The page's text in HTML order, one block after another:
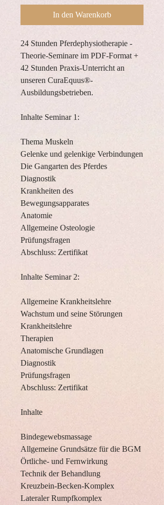
In den Warenkorb
24 Stunden Pferdephysiotherapie -
Theorie-Seminare im PDF-Format +
42 Stunden Praxis-Unterricht an
unseren CuraEquus®-
Ausbildungsbetrieben.
Inhalte Seminar 1:
Thema Muskeln
Gelenke und gelenkige Verbindungen
Die Gangarten des Pferdes
Diagnostik
Krankheiten des
Bewegungsapparates
Anatomie
Allgemeine Osteologie
Prüfungsfragen
Abschluss: Zertifikat
Inhalte Seminar 2:
Allgemeine Krankheitslehre
Wachstum und seine Störungen
Krankheitslehre
Therapien
Anatomische Grundlagen
Diagnostik
Prüfungsfragen
Abschluss: Zertifikat
Inhalte
Bindegewebsmassage
Allgemeine Grundsätze für die BGM
Örtliche- und Fernwirkung
Technik der Behandlung
Kreuzbein-Becken-Komplex
Lateraler Rumpfkomplex